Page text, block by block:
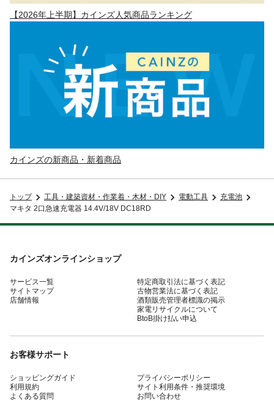
【2026年上半期】カインズ人気商品ランキング
カインズの新商品・新着商品
トップ 工具・建築資材・作業着・木材・DIY 電動工具
充電池
マキタ 2口急速充電器 14.4V/18V DC18RD
カインズオンラインショップ
サービス一覧
サイトマップ
店舗情報
特定商取引法に基づく表記
古物営業法に基づく表記
酒類販売管理者標識の掲示
家電リサイクルについて
BtoB掛け払い申込
お客様サポート
ショッピングガイド
利用規約
よくある質問
プライバシーポリシー
サイト利用条件・推奨環境
お問い合わせ